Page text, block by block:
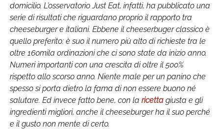
domicilio. L’osservatorio Just Eat, infatti, ha pubblicato una
serie di risultati che riguardano proprio il rapporto tra
cheeseburger e italiani. Ebbene il cheeserbuger classico è
quello preferito: è suo il numero più alto di richieste tra le
oltre 160mila ordinazioni che ci sono state da inizio anno.
Numeri importanti con una crescita di oltre il 500%
rispetto allo scorso anno. Niente male per un panino che
spesso si porta dietro la fama di non essere buono né
salutare. Ed invece fatto bene, con la ricetta giusta e gli
ingredienti migliori, anche il cheeseburger ha il suo perché
e il gusto non mente di certo.